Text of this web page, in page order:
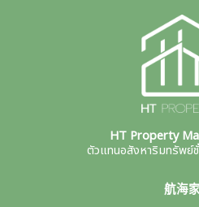
HT Property
ตัวแทนอสังหาริมทรัพย์ชั้
航海